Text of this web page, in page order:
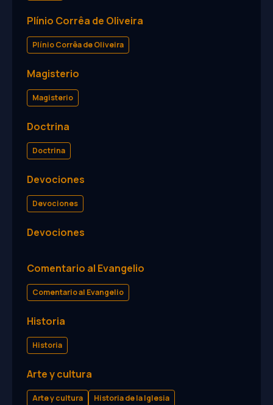
Plínio Corrêa de Oliveira
Plínio Corrêa de Oliveira
Magisterio
Magisterio
Doctrina
Doctrina
Devociones
Devociones
Devociones
Comentario al Evangelio
Comentario al Evangelio
Historia
Historia
Arte y cultura
Arte y cultura Historia de la Iglesia